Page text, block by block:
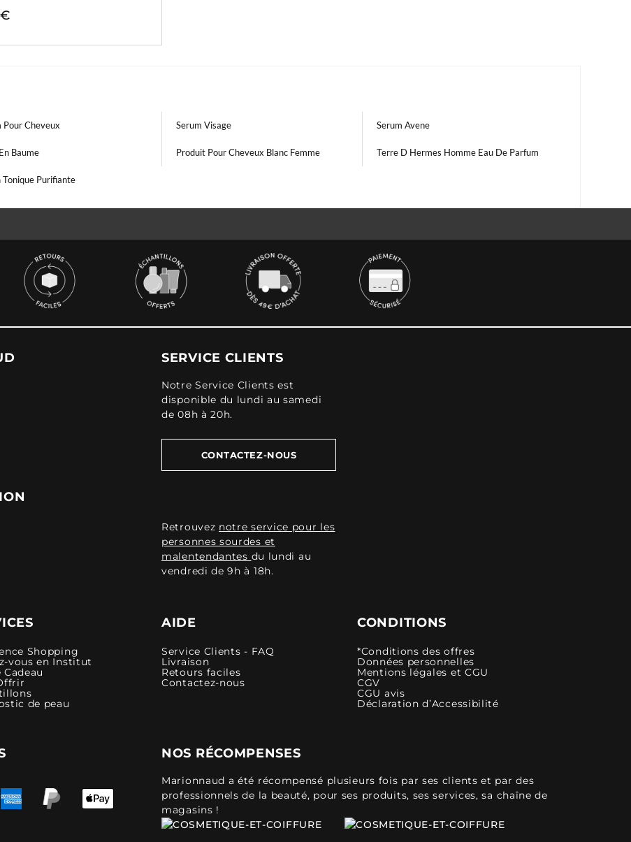
Pour Cheveux Serum Visage Serum Avene
Baume Produit Pour Cheveux Blanc Femme Terre D Hermes Homme Eau De Parfum
Tonique Purifiante
SERVICE CLIENTS
Notre Service Clients est
disponible du lundi au samedi
de 08h à 20h.
CONTACTEZ-NOUS
Retrouvez notre service pour les
personnes sourdes et
malentendantes du lundi au
vendredi de 9h à 18h.
Shopping
vous en Institut
de peau
AIDE
Service Clients - FAQ
Livraison
Retours faciles
Contactez-nous
CONDITIONS
*Conditions des offres
Données personnelles
Mentions légales et CGU
CGV
CGU avis
Déclaration d’Accessibilité
NOS RÉCOMPENSES
Marionnaud a été récompensé plusieurs fois par ses clients et par des
professionnels de la beauté, pour ses produits, ses services, sa chaîne de
magasins !